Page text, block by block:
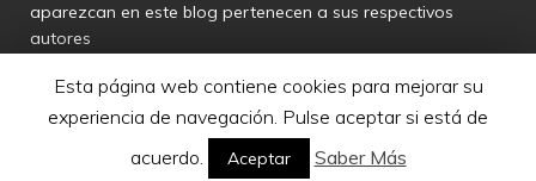
aparezcan en este blog pertenecen a sus respectivos
autores
responsables por las opiniones manifestadas por los
usuarios y colaboradores de este blog
Star Wars es una marca registrada de Disney - Lucasfilms
Esta página web contiene cookies para mejorar su
experiencia de navegación. Pulse aceptar si está de
acuerdo.
Aceptar Saber Más